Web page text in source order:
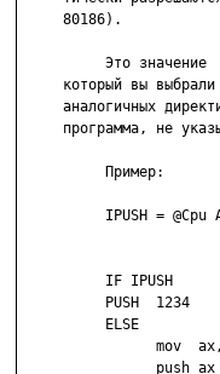
     80186).
Это значение
который вы
аналогичных
программа, не
          Пример:
IPUSH = @Cpu
          IF IPUSH
          PUSH  1234
          ELSE
mov
                push ax